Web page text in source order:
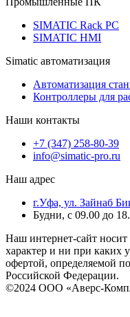
SIMATIC Rack PC
SIMATIC HMI
Simatic автоматизация
Автоматизация
Контроллеры для
Наши контакты
+7 (347) 258-80-39
info@simatic-pro.ru
Наш адрес
г.Уфа, ул. Зайнаб
Будни, с 09.00 до
Наш интернет-сайт
характер и ни при каких
офертой, определяемой
Российской Федерации.
©2024 ООО «Аверс-